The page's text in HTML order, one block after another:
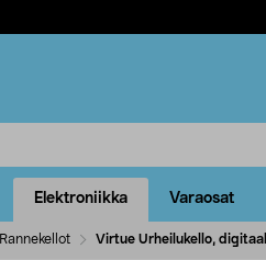
Elektroniikka Varaosat
Rannekellot Virtue Urheilukello,